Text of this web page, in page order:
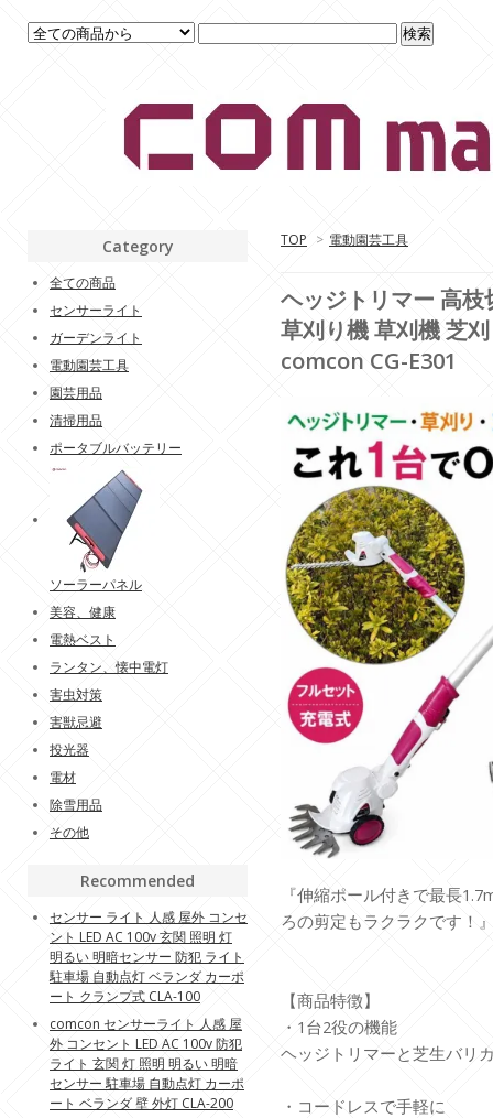
TOP > 電動園芸工具
ヘッジトリマー 高
草刈り機 草刈機 芝
comcon CG-E301
『伸縮ポール付きで最長
ろの剪定もラクラクです！
【商品特徴】
・1台2役の機能
ヘッジトリマーと芝生バリ
・コードレスで手軽に
Category
全ての商品
センサーライト
ガーデンライト
電動園芸工具
園芸用品
清掃用品
ポータブルバッテリー
ソーラーパネル
美容、健康
電熱ベスト
ランタン、懐中電灯
害虫対策
害獣忌避
投光器
電材
除雪用品
その他
Recommended
センサー ライト 人感 屋外 コンセ
ント LED AC 100v 玄関 照明 灯
明るい 明暗センサー 防犯 ライト
駐車場 自動点灯 ベランダ カーポ
ート クランプ式 CLA-100
comcon センサーライト 人感 屋
外 コンセント LED AC 100v 防犯
ライト 玄関 灯 照明 明るい 明暗
センサー 駐車場 自動点灯 カーポ
ート ベランダ 壁 外灯 CLA-200